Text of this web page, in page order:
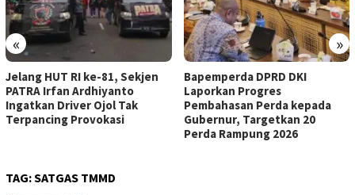
« »
Jelang HUT RI ke-81, Sekjen
PATRA Irfan Ardhiyanto
Ingatkan Driver Ojol Tak
Terpancing Provokasi
Bapemperda DPRD DKI
Laporkan Progres
Pembahasan Perda kepada
Gubernur, Targetkan 20
Perda Rampung 2026
TAG:SATGAS TMMD